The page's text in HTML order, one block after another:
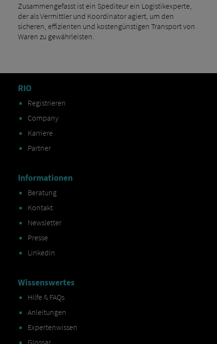
Zusammengefasst ist ein Spediteur ein Logistikexperte,
der als Vermittler und Koordinator agiert, um den
sicheren, effizienten und kostengünstigen Transport von
Waren zu gewährleisten.
RIO
Registrieren
Company
Karriere
Partner
Informationen
Beratung
Kontakt
Newsletter
Presse
LinkedIn
Wissenswertes
Hilfe & FAQs
Anleitungen
Expertenwissen
Glossar